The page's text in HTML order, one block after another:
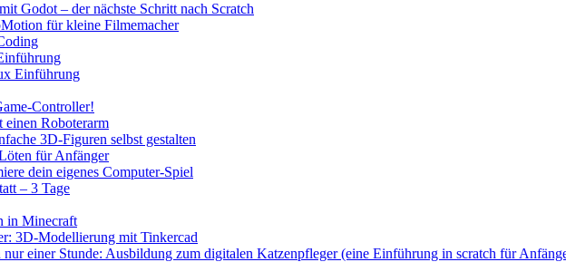
Godot – der nächste Schritt nach Scratch
für kleine Filmemacher
Einführung
Controller!
einen Roboterarm
3D-Figuren selbst gestalten
für Anfänger
dein eigenes Computer-Spiel
– 3 Tage
in Minecraft
3D-Modellierung mit Tinkercad
einer Stunde: Ausbildung zum digitalen Katzenpfleger (eine Einführung in scratch für